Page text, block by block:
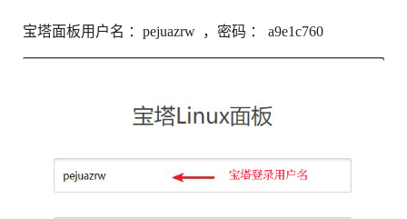
宝塔面板用户名 ：pejuazrw ，密码 ： a9e1c760